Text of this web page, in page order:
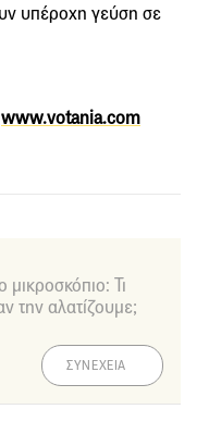
υπέροχη γεύση σε
www.votania.com
μικροσκόπιο: Τι
την αλατίζουμε;
ΣΥΝΕΧΕΙΑ